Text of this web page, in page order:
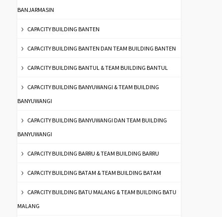
BANJARMASIN
CAPACITY BUILDING BANTEN
CAPACITY BUILDING BANTEN DAN TEAM BUILDING BANTEN
CAPACITY BUILDING BANTUL & TEAM BUILDING BANTUL
CAPACITY BUILDING BANYUWANGI & TEAM BUILDING
BANYUWANGI
CAPACITY BUILDING BANYUWANGI DAN TEAM BUILDING
BANYUWANGI
CAPACITY BUILDING BARRU & TEAM BUILDING BARRU
CAPACITY BUILDING BATAM & TEAM BUILDING BATAM
CAPACITY BUILDING BATU MALANG & TEAM BUILDING BATU
MALANG